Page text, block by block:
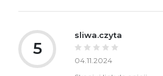
5
sliwa.czyta
04.11.2024